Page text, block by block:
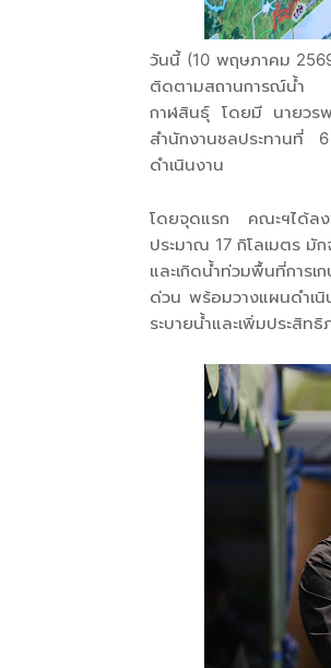
วันนี้ (10 พฤษภาคม
ติดตามสถานการณ์น้ำ ก
กาฬสินธุ์ โดยมี นายวร
สำนักงานชลประทานที่
ดำเนินงาน
โดยจุดแรก คณะฯได้ลง
ประมาณ 17 กิโลเมตร มั
และเกิดน้ำท่วมพื้นที่การ
ด่วน พร้อมวางแผนดำเ
ระบายน้ำและเพิ่มประสิท